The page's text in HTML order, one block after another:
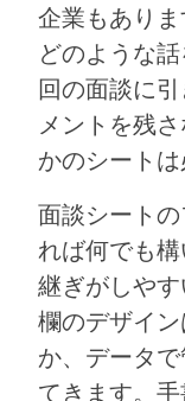
企業もあり
どのような
回の面談に
メントを残
かのシートは
面談シート
れば何でも
継ぎがしや
欄のデザイ
か、データ
てきます。